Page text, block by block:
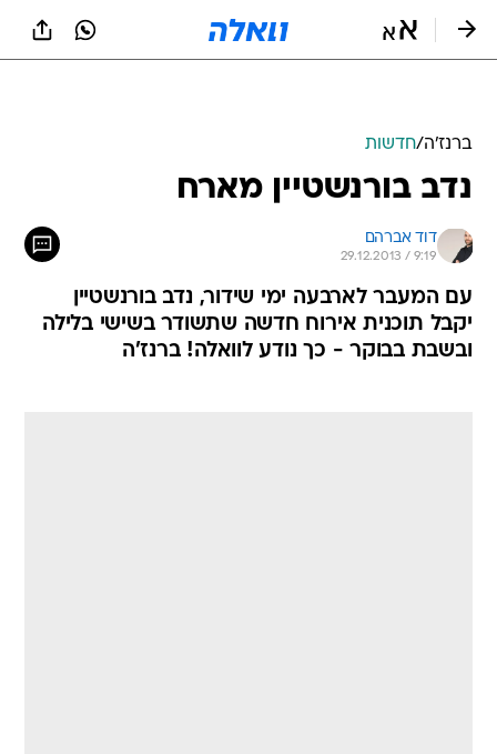
ברנז'ה/חדשות
נדב בורנשטיין מארח
דוד אברהם
29.12.2013 / 9:19
עם המעבר לארבעה ימי שידור, נדב בורנשטיין
יקבל תוכנית אירוח חדשה שתשודר בשישי בלילה
ובשבת בבוקר - כך נודע לוואלה! ברנז'ה